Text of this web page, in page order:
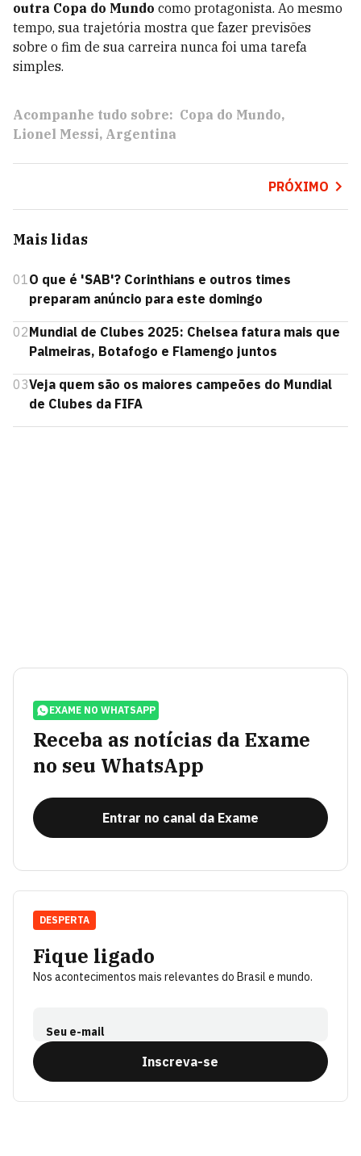
outra Copa do Mundo como protagonista. Ao mesmo
tempo, sua trajetória mostra que fazer previsões
sobre o fim de sua carreira nunca foi uma tarefa
simples.
Acompanhe tudo sobre: Copa do Mundo
Lionel Messi Argentina
PRÓXIMO
Mais lidas
01O que é 'SAB'? Corinthians e outros times
preparam anúncio para este domingo
02Mundial de Clubes 2025: Chelsea fatura mais que
Palmeiras, Botafogo e Flamengo juntos
03Veja quem são os maiores campeões do Mundial
de Clubes da FIFA
EXAME NO WHATSAPP
Receba as notícias da Exame
no seu WhatsApp
Entrar no canal da Exame
Fique ligado
Nos acontecimentos mais relevantes do Brasil e mundo.
Seu e-mail
Inscreva-se
DESPERTA